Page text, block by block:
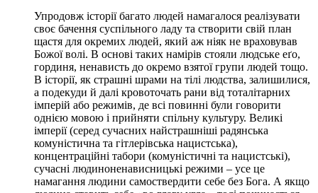
Упродовж історії багато людей намагалося реалізувати
своє бачення суспільного ладу та створити свій план
щастя для окремих людей, який аж ніяк не враховував
Божої волі. В основі таких намірів стояли людське еґо,
гординя, ненависть до окремо взятої групи людей тощо.
В історії, як страшні шрами на тілі людства, залишилися,
а подекуди й далі кровоточать рани від тоталітарних
імперій або режимів, де всі повинні були говорити
однією мовою і прийняти спільну культуру. Великі
імперії (серед сучасних найстрашніші радянська
комуністична та гітлерівська нацистська),
концентраційні табори (комуністичні та нацистські),
сучасні людиноненависницькі режими – усе це
намагання людини самоствердити себе без Бога. А якщо